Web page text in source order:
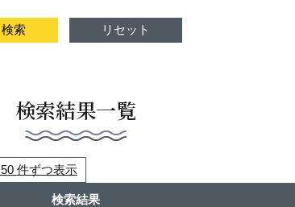
検索結果一覧
50 件ずつ表示
検索結果